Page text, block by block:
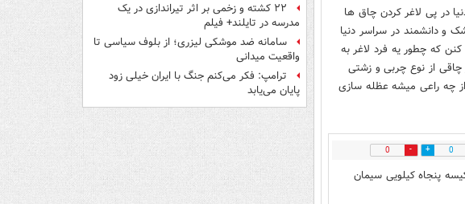
در پی لاغر کردن چاق ها
و دانشمند در سراسر دنیا
که چطور یه فرد لاغر به
از نوع چربی و زشتی
چه راعی میشه عظله سازی
0
0
پنجاه کیلویی سیمان
۲۲ کشته و زخمی بر اثر تیراندازی در یک
مدرسه در تایلند+ فیلم
سامانه ضد موشکی لیزری؛ از بلوف سیاسی تا
واقعیت میدانی
ترامپ: فکر می‌کنم جنگ با ایران خیلی زود
پایان می‌یابد